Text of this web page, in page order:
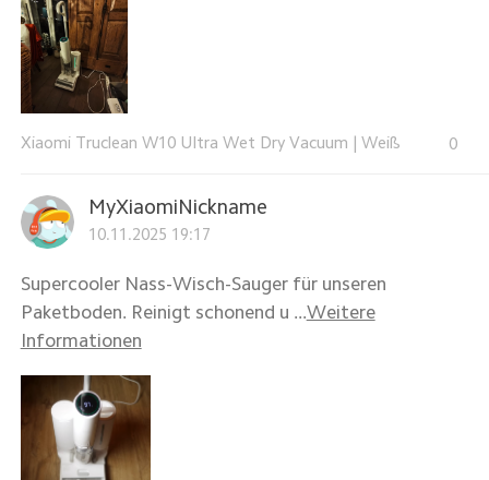
Xiaomi Truclean W10 Ultra Wet Dry Vacuum Weiß 0
MyXiaomiNickname
10.11.2025 19:17
Supercooler Nass-Wisch-Sauger für unseren
Paketboden. Reinigt schonend u ...Weitere
Informationen